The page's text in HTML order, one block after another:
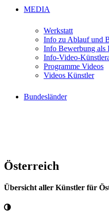
MEDIA
Werkstatt
Info zu Ablauf und
Info Bewerbung als
Info-Video-
Programme Videos
Videos Künstler
Bundesländer
Österreich
Übersicht aller Künstler für